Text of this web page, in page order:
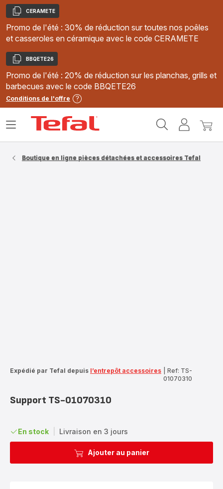
Copier
CERAMETE
Promo de l'été : 30% de réduction sur toutes nos poêles
et casseroles en céramique avec le code CERAMETE
Copier
BBQETE26
Promo de l'été : 20% de réduction sur les planchas, grills et
barbecues avec le code BBQETE26
Conditions de l'offre
MonMon
Ouvrir
Boutique en ligne pièces détachées et accessoires Tefal
Expédié par Tefal depuis l’entrepôt accessoires
Ref: TS-
01070310
Support TS-01070310
En stock Livraison en 3 jours
Ajouter au panier